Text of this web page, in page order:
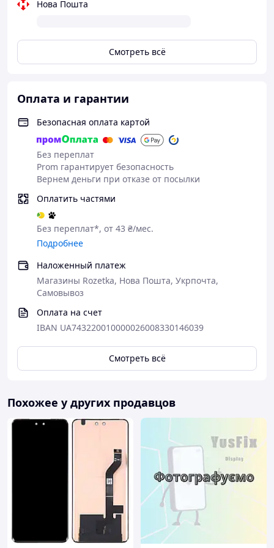
контакты.
Для комфортной замены Дисплей + сенсор
Xiaomi Redmi 8A Black - p/n: TFT5K3078FPC-A1-E
Вам потребуются:
Нова Пошта
Смотреть всё
Оплата и гарантии
Безопасная оплата картой
Без переплат
Prom гарантирует безопасность
Вернем деньги при отказе от посылки
Оплатить частями
Без переплат*, от 43 ₴/мес.
Подробнее
Наложенный платеж
Магазины Rozetka, Нова Пошта, Укрпочта,
Самовывоз
Оплата на счет
IBAN UA743220010000026008330146039
Смотреть всё
Похожее у других продавцов